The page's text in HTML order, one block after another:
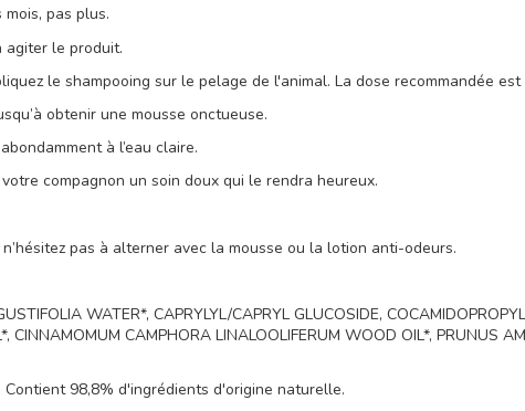
pas plus.
agiter le produit.
le shampooing sur le pelage de l'animal. La dose recommandée
obtenir une mousse onctueuse.
à l’eau claire.
compagnon un soin doux qui le rendra heureux.
pas à alterner avec la mousse ou la lotion anti-odeurs.
WATER*, CAPRYLYL/CAPRYL GLUCOSIDE,
CINNAMOMUM CAMPHORA LINALOOLIFERUM WOOD OIL*, PRUNUS
98,8% d'ingrédients d'origine naturelle.